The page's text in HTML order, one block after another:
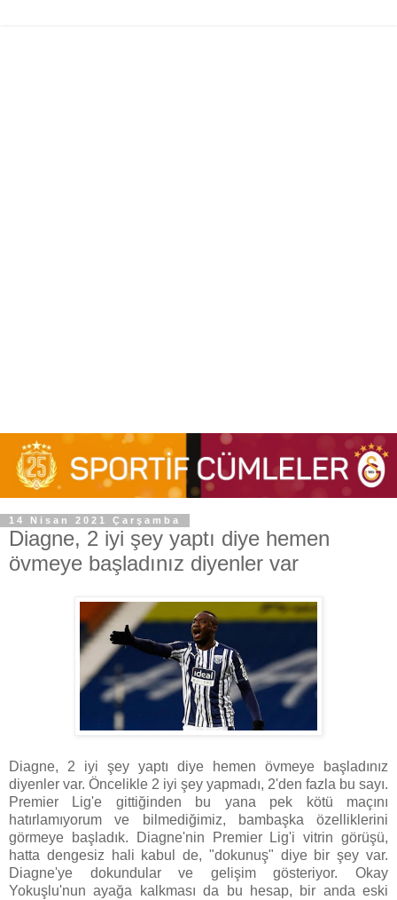
14 Nisan 2021 Çarşamba
Diagne, 2 iyi şey yaptı diye hemen
övmeye başladınız diyenler var
Diagne, 2 iyi şey yaptı diye hemen övmeye başladınız
diyenler var. Öncelikle 2 iyi şey yapmadı, 2'den fazla bu sayı.
Premier Lig'e gittiğinden bu yana pek kötü maçını
hatırlamıyorum ve bilmediğimiz, bambaşka özelliklerini
görmeye başladık. Diagne'nin Premier Lig'i vitrin görüşü,
hatta dengesiz hali kabul de, "dokunuş" diye bir şey var.
Diagne'ye dokundular ve gelişim gösteriyor. Okay
Yokuşlu'nun ayağa kalkması da bu hesap, bir anda eski